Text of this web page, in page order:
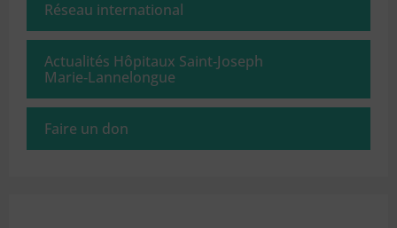
Réseau international
Actualités Hôpitaux Saint‑Joseph
Marie‑Lannelongue
Faire un don